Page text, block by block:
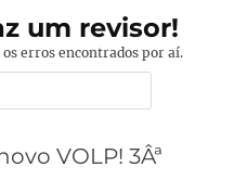
um revisor!
erros encontrados por aí.
VOLP! 3Âª